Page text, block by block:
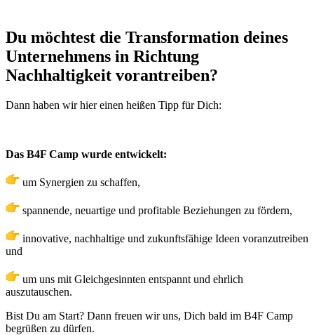
Du möchtest die Transformation deines
Unternehmens in Richtung
Nachhaltigkeit vorantreiben?
Dann haben wir hier einen heißen Tipp für Dich:
Das B4F Camp wurde entwickelt:
um Synergien zu schaffen,
spannende, neuartige und profitable Beziehungen zu fördern,
innovative, nachhaltige und zukunftsfähige Ideen voranzutreiben
und
um uns mit Gleichgesinnten entspannt und ehrlich
auszutauschen.
Bist Du am Start? Dann freuen wir uns, Dich bald im B4F Camp
begrüßen zu dürfen.